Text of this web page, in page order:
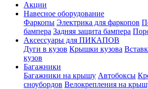
Акции
Навесное оборудование
Фаркопы Электрика для фаркопов
бампера Задняя защита бампера
Аксессуары для ПИКАПОВ
Дуги в кузов Крышки кузова
кузов
Багажники
Багажники на крышу Автобоксы
сноубордов Велокрепления на